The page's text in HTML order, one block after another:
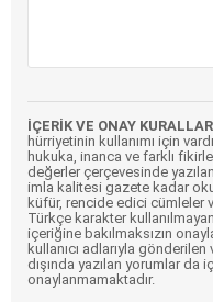
İÇERİK VE ONAY
hürriyetinin kullanımı için
hukuka, inanca ve farklı
değerler çerçevesinde
imla kalitesi gazete kadar
küfür, rencide edici cümleler
Türkçe karakter
içeriğine bakılmaksızın
kullanıcı adlarıyla gönderilen
dışında yazılan yorumlar da
onaylanmamaktadır.